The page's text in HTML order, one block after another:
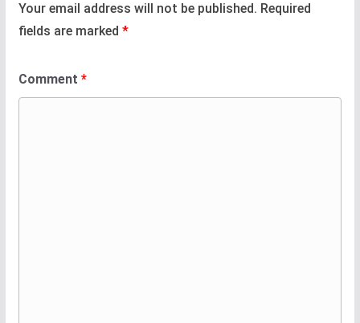
Your email address will not be published. Required
fields are marked *
Comment *